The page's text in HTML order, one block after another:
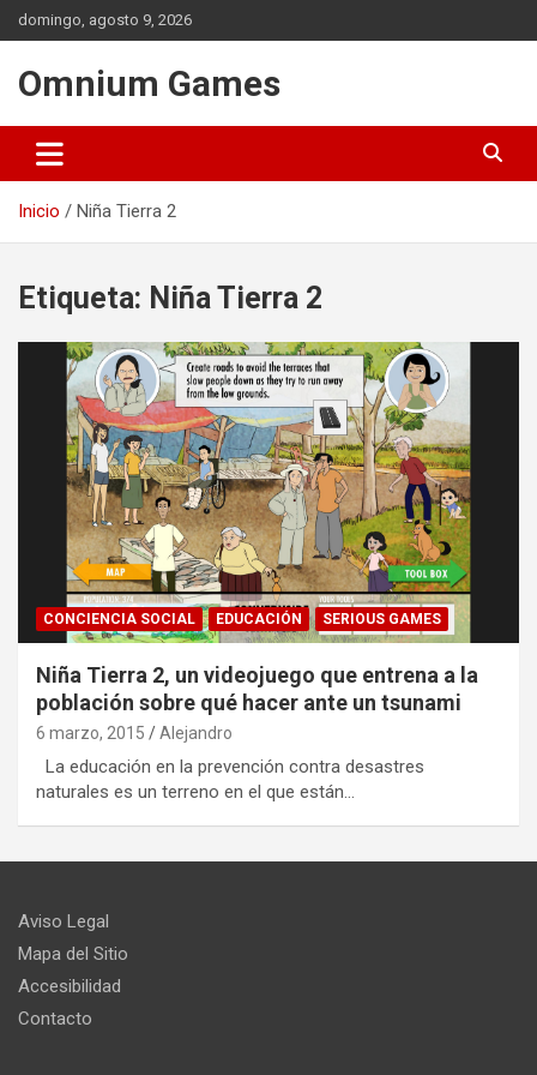
Saltar
al
domingo, agosto 9, 2026
Omnium Games
Inicio Niña Tierra 2
Etiqueta: Niña Tierra 2
CONCIENCIA SOCIAL EDUCACIÓN SERIOUS GAMES
Niña Tierra 2, un videojuego que entrena a la
población sobre qué hacer ante un tsunami
6 marzo, 2015 Alejandro
La educación en la prevención contra desastres
naturales es un terreno en el que están…
Aviso Legal
Mapa del Sitio
Accesibilidad
Contacto